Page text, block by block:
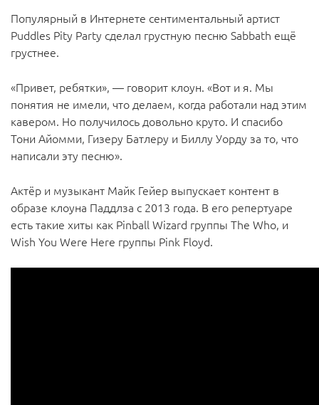
Популярный в Интернете сентиментальный артист
Puddles Pity Party сделал грустную песню Sabbath ещё
грустнее.
«Привет, ребятки», — говорит клоун. «Вот и я. Мы
понятия не имели, что делаем, когда работали над этим
кавером. Но получилось довольно круто. И спасибо
Тони Айомми, Гизеру Батлеру и Биллу Уорду за то, что
написали эту песню».
Актёр и музыкант Майк Гейер выпускает контент в
образе клоуна Паддлза с 2013 года. В его репертуаре
есть такие хиты как Pinball Wizard группы The Who, и
Wish You Were Here группы Pink Floyd.